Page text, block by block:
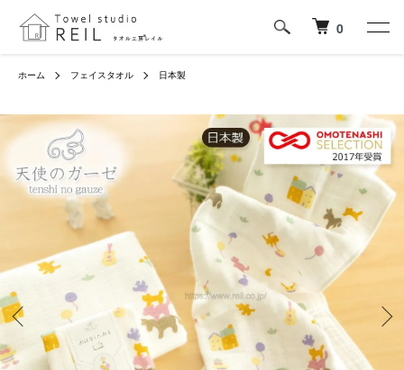
0
ホーム フェイスタオル 日本製